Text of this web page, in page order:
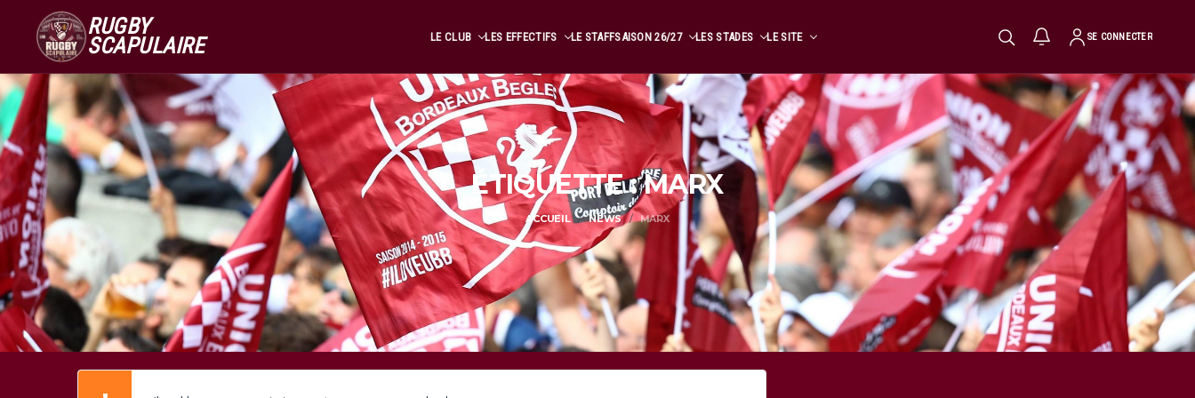
RUGBY
SCAPULAIRE LE CLUB LES EFFECTIFS LE STAFFSAISON 26/27 LES STADES LE SITE SE CONNECTER
ÉTIQUETTE : MARX
ACCUEIL NEWS MARX